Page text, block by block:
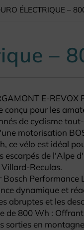
ÉLECTRIQUE –
–
E-REVOX
conçu pour les
de cyclisme
motorisation
ce vélo est idéal
escarpés de l'Alpe
Villard-Reculas.
Bosch Performance
dynamique et
abruptes et les
de 800 Wh :
sorties en